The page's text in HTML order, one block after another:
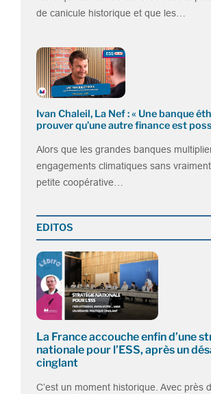
de canicule historique et que les…
Ivan Chaleil, La Nef : « Une banque
prouver qu’une autre finance est
Alors que les grandes banques
engagements climatiques sans
petite coopérative…
EDITOS
La France accouche enfin d’une
nationale pour l’ESS, après un
cinglant
C’est un moment historique. Avec près